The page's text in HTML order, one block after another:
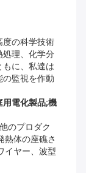
度の科学技術
処理、化学分
に、私達は
の監視を作動
用電化製品;機
のプロダク
熱体の座礁さ
イヤー、波型